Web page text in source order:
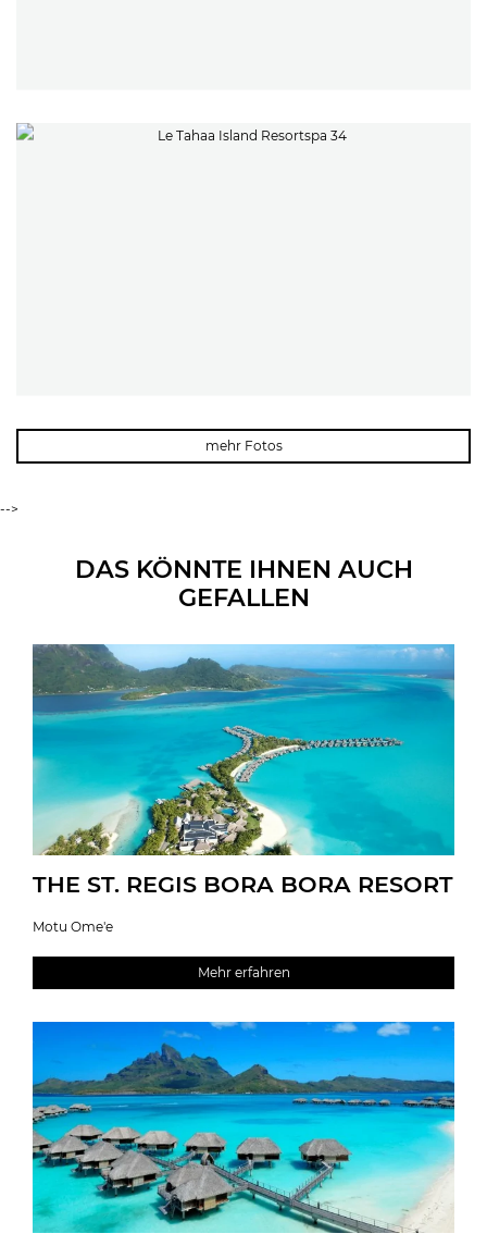
mehr Fotos
-->
DAS KÖNNTE IHNEN AUCH
GEFALLEN
THE ST. REGIS BORA BORA RESORT
Motu Ome'e
Mehr erfahren